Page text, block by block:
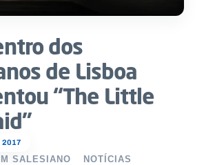
2017
dos
de Lisboa
“The Little
SALESIANO NOTÍCIAS